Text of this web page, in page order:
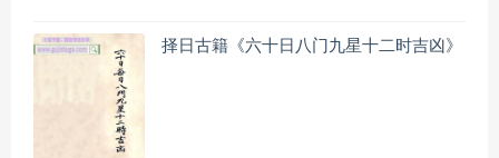
择日古籍《六十日八门九星十二时吉凶》